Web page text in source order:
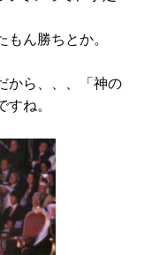
ん勝ちとか。
から、、、「神の
ね。